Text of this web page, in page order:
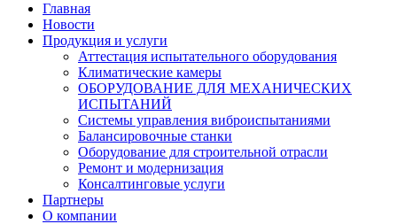
Главная
Новости
Продукция и услуги
Аттестация испытательного оборудования
Климатические камеры
ОБОРУДОВАНИЕ ДЛЯ МЕХАНИЧЕСКИХ
ИСПЫТАНИЙ
Системы управления виброиспытаниями
Балансировочные станки
Оборудование для строительной отрасли
Ремонт и модернизация
Консалтинговые услуги
Партнеры
О компании